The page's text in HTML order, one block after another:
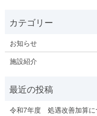
お知らせ
施設紹介
令和7年度 処遇改善加算に